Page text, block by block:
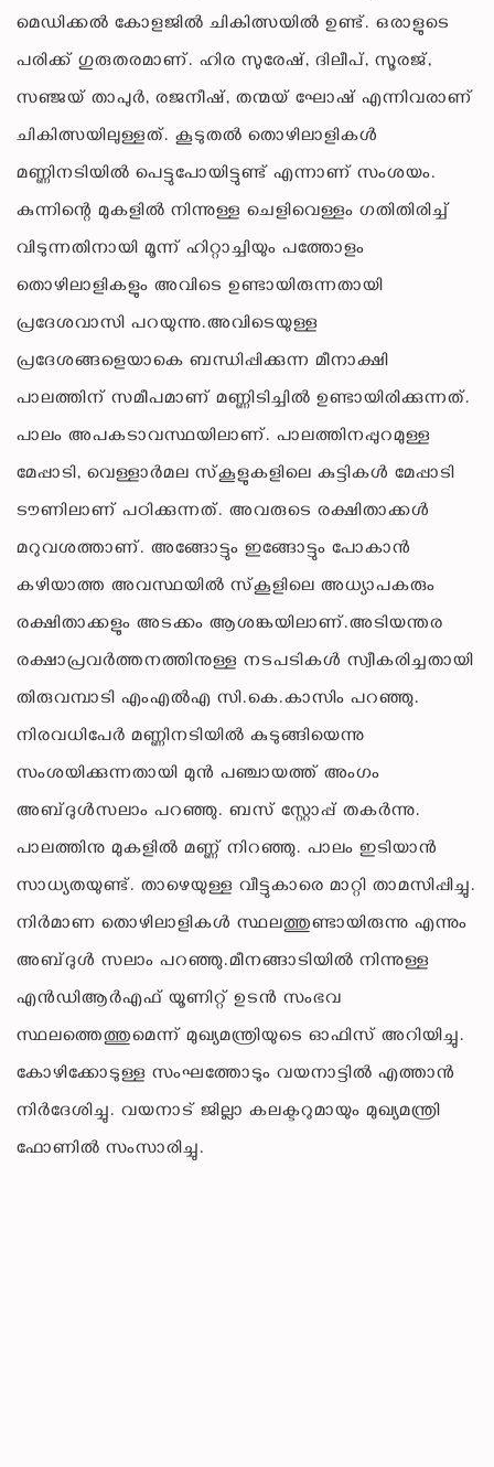
മെഡിക്കല്‍ കോളജില്‍ ചികിത്സയില്‍ ഉണ്ട്. ഒരാളുടെ
പരിക്ക് ഗുരുതരമാണ്. ഹിര സുരേഷ്, ദിലീപ്, സൂരജ്,
സഞ്ജയ് താപുര്‍, രജനീഷ്, തന്മയ് ഘോഷ് എന്നിവരാണ്
ചികിത്സയിലുള്ളത്. കൂടുതല്‍ തൊഴിലാളികള്‍
മണ്ണിനടിയില്‍ പെട്ടുപോയിട്ടുണ്ട് എന്നാണ് സംശയം.
കുന്നിന്റെ മുകളില്‍ നിന്നുള്ള ചെളിവെള്ളം ഗതിതിരിച്ച്
വിടുന്നതിനായി മൂന്ന് ഹിറ്റാച്ചിയും പത്തോളം
തൊഴിലാളികളും അവിടെ ഉണ്ടായിരുന്നതായി
പ്രദേശവാസി പറയുന്നു.അവിടെയുള്ള
പ്രദേശങ്ങളെയാകെ ബന്ധിപ്പിക്കുന്ന മീനാക്ഷി
പാലത്തിന് സമീപമാണ് മണ്ണിടിച്ചില്‍ ഉണ്ടായിരിക്കുന്നത്.
പാലം അപകടാവസ്ഥയിലാണ്. പാലത്തിനപ്പുറമുള്ള
മേപ്പാടി, വെള്ളാര്‍മല സ്‌കൂളുകളിലെ കുട്ടികള്‍ മേപ്പാടി
ടൗണിലാണ് പഠിക്കുന്നത്. അവരുടെ രക്ഷിതാക്കള്‍
മറുവശത്താണ്. അങ്ങോട്ടും ഇങ്ങോട്ടും പോകാന്‍
കഴിയാത്ത അവസ്ഥയില്‍ സ്‌കൂളിലെ അധ്യാപകരും
രക്ഷിതാക്കളും അടക്കം ആശങ്കയിലാണ്.അടിയന്തര
രക്ഷാപ്രവര്‍ത്തനത്തിനുള്ള നടപടികള്‍ സ്വീകരിച്ചതായി
തിരുവമ്പാടി എംഎല്‍എ സി.കെ.കാസിം പറഞ്ഞു.
നിരവധിപേര്‍ മണ്ണിനടിയില്‍ കുടുങ്ങിയെന്നു
സംശയിക്കുന്നതായി മുന്‍ പഞ്ചായത്ത് അംഗം
അബ്ദുള്‍സലാം പറഞ്ഞു. ബസ് സ്റ്റോപ്പ് തകര്‍ന്നു.
പാലത്തിനു മുകളില്‍ മണ്ണ് നിറഞ്ഞു. പാലം ഇടിയാന്‍
സാധ്യതയുണ്ട്. താഴെയുള്ള വീട്ടുകാരെ മാറ്റി താമസിപ്പിച്ചു.
നിര്‍മാണ തൊഴിലാളികള്‍ സ്ഥലത്തുണ്ടായിരുന്നു എന്നും
അബ്ദുള്‍ സലാം പറഞ്ഞു.മീനങ്ങാടിയില്‍ നിന്നുള്ള
എന്‍ഡിആര്‍എഫ് യൂണിറ്റ് ഉടന്‍ സംഭവ
സ്ഥലത്തെത്തുമെന്ന് മുഖ്യമന്ത്രിയുടെ ഓഫിസ് അറിയിച്ചു.
കോഴിക്കോടുള്ള സംഘത്തോടും വയനാട്ടില്‍ എത്താന്‍
നിര്‍ദേശിച്ചു. വയനാട് ജില്ലാ കലക്ടറുമായും മുഖ്യമന്ത്രി
ഫോണില്‍ സംസാരിച്ചു.